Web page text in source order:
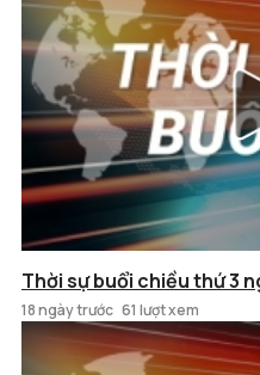
Thời sự buổi chiều thứ 3
18 ngày trước 61 lượt xem